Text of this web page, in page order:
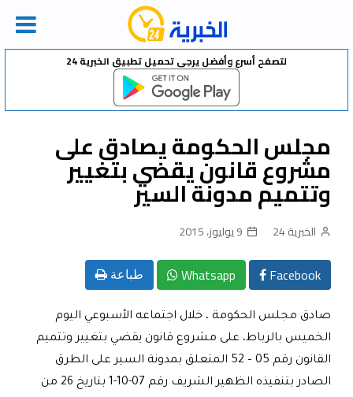
Skip
لتصفح أسرع وأفضل يرجى تحميل تطبيق الخبرية 24
مجلس الحكومة يصادق على
مشروع قانون يقضي بتغيير
وتتميم مدونة السير
الخبرية 24 9 يوليوز، 2015
Facebook
Whatsapp طباعة
صادق مجلس الحكومة ، خلال اجتماعه الأسبوعي اليوم
الخميس بالرباط، على مشروع قانون يقضي بتغيير وتتميم
القانون رقم 05 – 52 المتعلق بمدونة السير على الطرق
الصادر بتنفيذه الظهير الشريف رقم 07-10-1 بتاريخ 26 من